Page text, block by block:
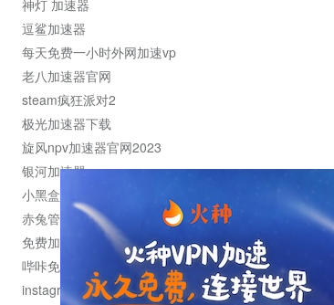
神灯 加速器
逗鲨加速器
每天免费一小时外网加速vp
老八加速器官网
steam疯狂派对2
极光加速器下载
旋风npv加速器官网2023
银河加速器
小黑盒加速器加速
赤兔管理平台
免费加速器
哔咔免费加速服务器
instagram网页版登录入口